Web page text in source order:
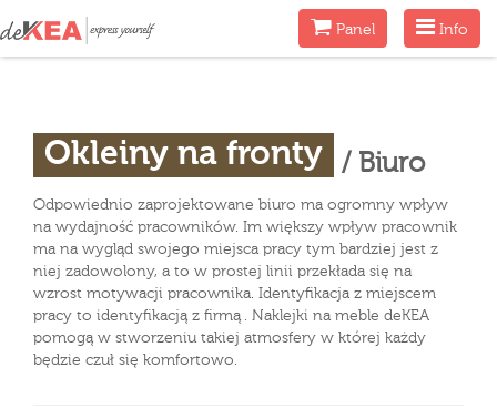
Menu
Info
MenuPanel
Okleiny na fronty / Biuro
Odpowiednio zaprojektowane biuro ma ogromny wpływ
na wydajność pracowników. Im większy wpływ pracownik
ma na wygląd swojego miejsca pracy tym bardziej jest z
niej zadowolony, a to w prostej linii przekłada się na
wzrost motywacji pracownika. Identyfikacja z miejscem
pracy to identyfikacją z firmą . Naklejki na meble deKEA
pomogą w stworzeniu takiej atmosfery w której każdy
będzie czuł się komfortowo.